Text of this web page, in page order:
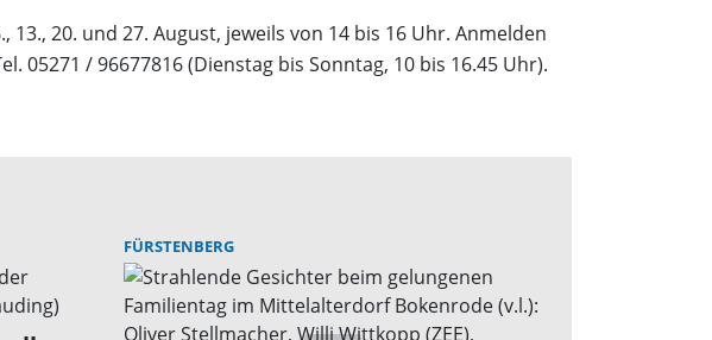
20. und 27. August, jeweils von 14 bis 16 Uhr. Anmelden
05271 / 96677816 (Dienstag bis Sonntag, 10 bis 16.45 Uhr).
FÜRSTENBERG